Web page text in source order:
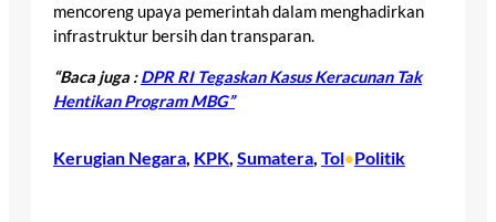
mencoreng upaya pemerintah dalam menghadirkan
infrastruktur bersih dan transparan.
“Baca juga :DPR RI Tegaskan Kasus Keracunan Tak
Hentikan Program MBG”
Kerugian Negara, KPK, Sumatera, Tol•Politik